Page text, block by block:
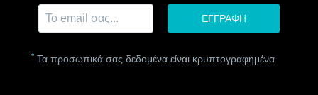
* Τα προσωπικά σας δεδομένα είναι κρυπτογραφημένα